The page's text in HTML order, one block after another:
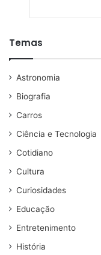
Temas
Astronomia
Biografia
Carros
Ciência e Tecnologia
Cotidiano
Cultura
Curiosidades
Educação
Entretenimento
História